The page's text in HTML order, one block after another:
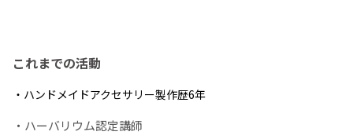
これまでの活動
・ハンドメイドアクセサリー製作歴6年
・ハーバリウム認定講師